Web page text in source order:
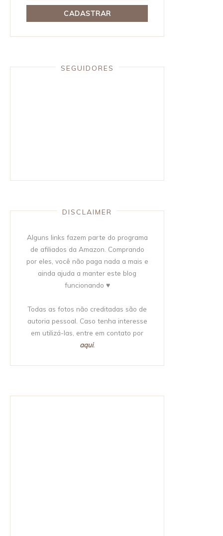
SEGUIDORES
DISCLAIMER
Alguns links fazem parte do programa
de afiliados da Amazon. Comprando
por eles, você não paga nada a mais e
ainda ajuda a manter este blog
funcionando ♥
Todas as fotos não creditadas são de
autoria pessoal. Caso tenha interesse
em utilizá-las, entre em contato por
aqui.